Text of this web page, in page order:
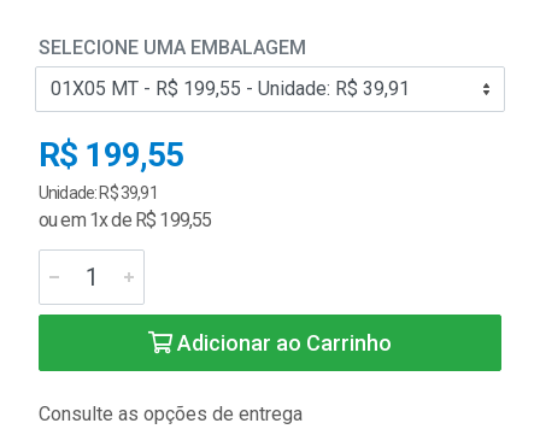
SELECIONE UMA EMBALAGEM
R$ 199,55
Unidade: R$ 39,91
ou em 1x de R$ 199,55
Adicionar ao Carrinho
Consulte as opções de entrega